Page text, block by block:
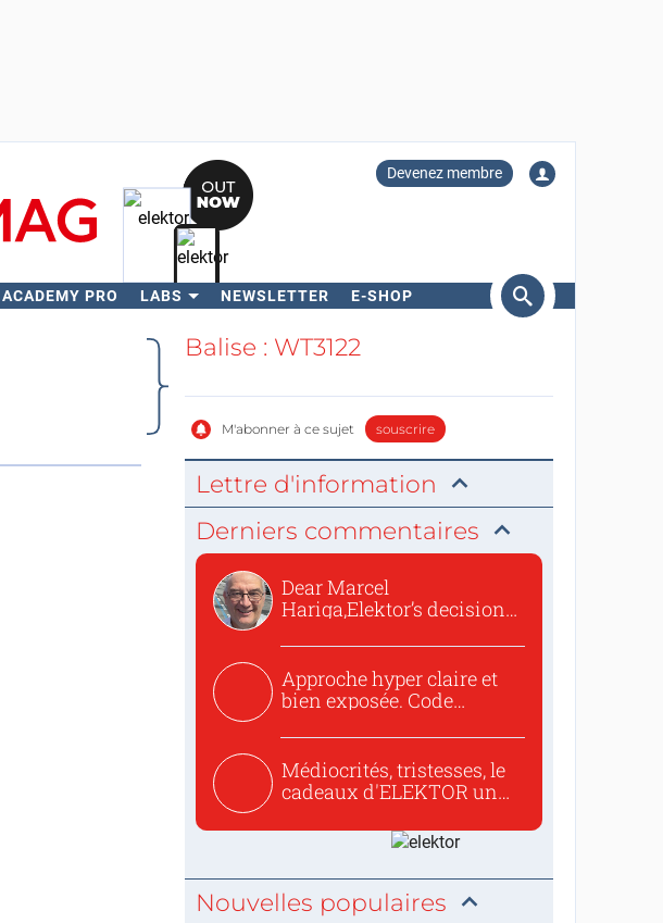
Devenez membre
ACADEMY PRO LABS NEWSLETTER E-SHOP
RechercherBalise : WT3122
M'abonner à ce sujet souscrire
Lettre d'information
Derniers commentaires
Dear Marcel
Hariga,Elektor’s decision
Approche hyper claire et
bien exposée. Code
Médiocrités, tristesses, le
cadeaux d'ELEKTOR un
Nouvelles populaires